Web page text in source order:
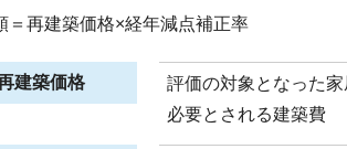
再建築価格×経年減点補正率
建築価格
評価の対象となった
必要とされる建築費